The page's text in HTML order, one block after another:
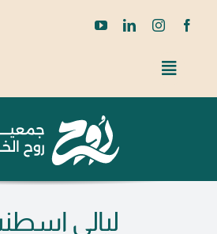
ليالي